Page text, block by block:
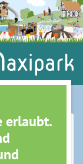
erlaubt.